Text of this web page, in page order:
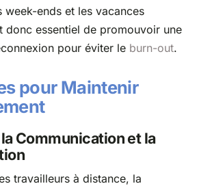
week-ends et les vacances​
donc essentiel de promouvoir une
pour éviter le burn-out.
pour Maintenir
Communication et la
travailleurs à distance, la